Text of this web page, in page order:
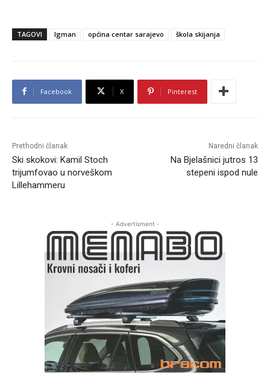
TAGOVI Igman općina centar sarajevo škola skijanja
Facebook X Pinterest
Prethodni članak
Ski skokovi: Kamil Stoch
trijumfovao u norveškom
Lillehammeru
Naredni članak
Na Bjelašnici jutros 13
stepeni ispod nule
- Advertisment -